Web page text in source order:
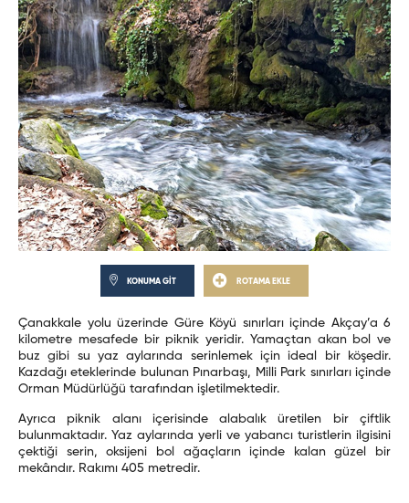
KONUMA GİT ROTAMA EKLE
Çanakkale yolu üzerinde Güre Köyü sınırları içinde Akçay’a 6
kilometre mesafede bir piknik yeridir. Yamaçtan akan bol ve
buz gibi su yaz aylarında serinlemek için ideal bir köşedir.
Kazdağı eteklerinde bulunan Pınarbaşı, Milli Park sınırları içinde
Orman Müdürlüğü tarafından işletilmektedir.
Ayrıca piknik alanı içerisinde alabalık üretilen bir çiftlik
bulunmaktadır. Yaz aylarında yerli ve yabancı turistlerin ilgisini
çektiği serin, oksijeni bol ağaçların içinde kalan güzel bir
mekândır. Rakımı 405 metredir.